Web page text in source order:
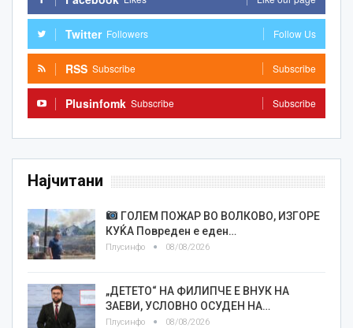
Twitter Followers Follow Us
RSS Subscribe Subscribe
Plusinfomk Subscribe Subscribe
Најчитани
ГОЛЕМ ПОЖАР ВО ВОЛКОВО, ИЗГОРЕ
КУЌА Повреден е еден…
Плусинфо 08/08/2026
„ДЕТЕТО“ НА ФИЛИПЧЕ Е ВНУК НА
ЗАЕВИ, УСЛОВНО ОСУДЕН НА…
Плусинфо 08/08/2026